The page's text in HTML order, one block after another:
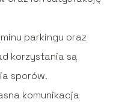
parkingu oraz
korzystania są
sporów.
komunikacja